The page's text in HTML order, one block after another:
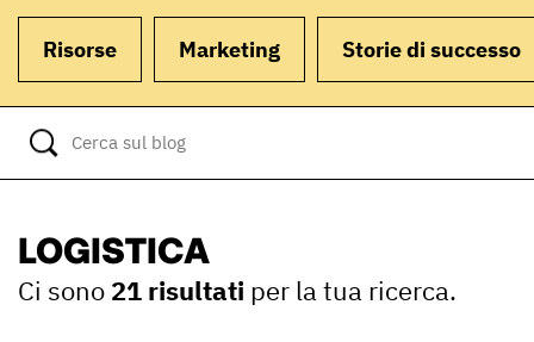
Risorse Marketing Storie di successo
LOGISTICA
Ci sono 21 risultati per la tua ricerca.